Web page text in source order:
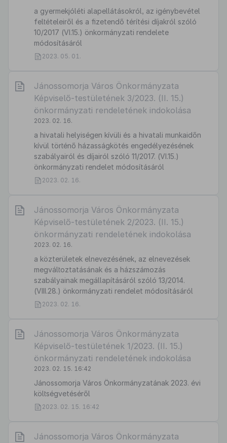
a gyermekjóléti alapellátásokról, az igénybevétel
feltételeiről és a fizetendő térítési díjakról szóló
10/2017 (VI.15.) önkormányzati rendelete
módosításáról
2023. 05. 01.
Jánossomorja Város Önkormányzata
Képviselő-testületének 3/2023. (II. 15.)
önkormányzati rendeletének indokolása
2023. 02. 16.
a hivatali helyiségen kívüli és a hivatali munkaidőn
kívül történő házasságkötés engedélyezésének
szabályairól és díjairól szóló 11/2017. (VI.15.)
önkormányzati rendelet módosításáról
2023. 02. 16.
Jánossomorja Város Önkormányzata
Képviselő-testületének 2/2023. (II. 15.)
önkormányzati rendeletének indokolása
2023. 02. 16.
a közterületek elnevezésének, az elnevezések
megváltoztatásának és a házszámozás
szabályainak megállapításáról szóló 13/2014.
(VIII.28.) önkormányzati rendelet módosításáról
2023. 02. 16.
Jánossomorja Város Önkormányzata
Képviselő-testületének 1/2023. (II. 15.)
önkormányzati rendeletének indokolása
2023. 02. 15. 16:42
Jánossomorja Város Önkormányzatának 2023. évi
költségvetéséről
2023. 02. 15. 16:42
Jánossomorja Város Önkormányzata